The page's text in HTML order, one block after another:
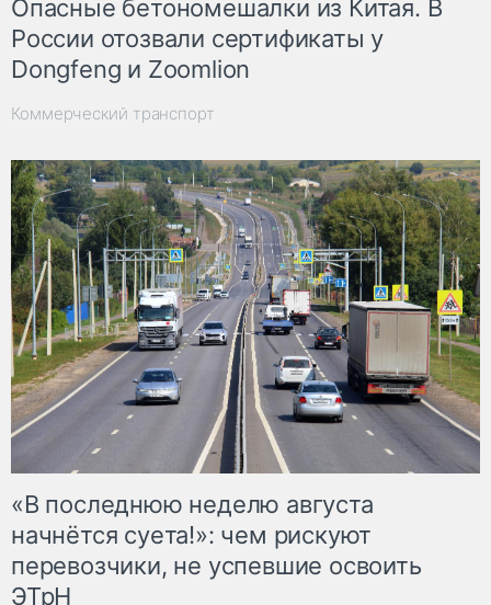
Опасные бетономешалки из Китая. В
России отозвали сертификаты у
Dongfeng и Zoomlion
Коммерческий транспорт
«В последнюю неделю августа
начнётся суета!»: чем рискуют
перевозчики, не успевшие освоить
ЭТрН